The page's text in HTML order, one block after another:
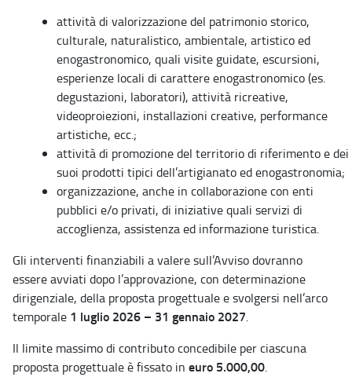
attività di valorizzazione del patrimonio storico,
culturale, naturalistico, ambientale, artistico ed
enogastronomico, quali visite guidate, escursioni,
esperienze locali di carattere enogastronomico (es.
degustazioni, laboratori), attività ricreative,
videoproiezioni, installazioni creative, performance
artistiche, ecc.;
attività di promozione del territorio di riferimento e dei
suoi prodotti tipici dell’artigianato ed enogastronomia;
organizzazione, anche in collaborazione con enti
pubblici e/o privati, di iniziative quali servizi di
accoglienza, assistenza ed informazione turistica.
Gli interventi finanziabili a valere sull’Avviso dovranno
essere avviati dopo l’approvazione, con determinazione
dirigenziale, della proposta progettuale e svolgersi nell’arco
temporale 1 luglio 2026 – 31 gennaio 2027.
Il limite massimo di contributo concedibile per ciascuna
proposta progettuale è fissato in euro 5.000,00.